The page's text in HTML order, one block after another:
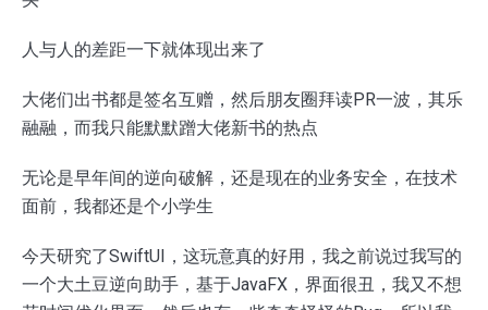
人与人的差距一下就体现出来了
大佬们出书都是签名互赠，然后朋友圈拜读PR一波，其乐
融融，而我只能默默蹭大佬新书的热点
无论是早年间的逆向破解，还是现在的业务安全，在技术
面前，我都还是个小学生
今天研究了SwiftUI，这玩意真的好用，我之前说过我写的
一个大土豆逆向助手，基于JavaFX，界面很丑，我又不想